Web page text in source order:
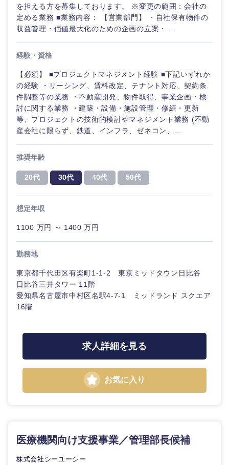
を担える方を募集しております。 ※変更の範囲：会社の
定める業務 ■業務内容： 【営業部門】 ・自社保有物件の
収益管理・価値最大化のための企画の立案・...
経験・資格
【必須】 ■プロジェクトマネジメント経験 ■下記いずれか
の経験 ・リーシング、賃料改定、テナント対応、契約条
件調整等の業務 ・不動産開発、物件取得、事業企画・検
討に関する業務 ・建築・設備・施設管理・修繕・更新
等、プロジェクトの技術的検討やマネジメント業務 (不動
産会社に限らず、鉄道、インフラ、ゼネコン、...
推奨年齢
20代 30代 40代 50代
想定年収
1100 万円 ～ 1400 万円
勤務地
東京都千代田区有楽町1-1-2 東京ミッドタウン日比谷
日比谷三井タワー 11階
愛知県名古屋市中村区名駅4-7-1 ミッドランド スクエア
16階
求人詳細を見る
お気に入り
医療機関向け支援事業／管理部長候補
株式会社シーユーシー